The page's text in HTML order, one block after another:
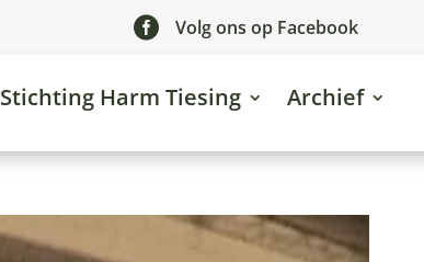
 Volg ons op Facebook
Stichting Harm Tiesing Archief